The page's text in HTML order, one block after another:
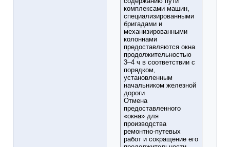
комплексами машин,
специализированными
бригадами и
механизированными
колоннами
предоставляются окна
продолжительностью
3–4 ч в соответствии с
порядком,
установленным
начальником железной
дороги
Отмена
предоставленного
«окна» для
производства
ремонтно-путевых
работ и сокращение его